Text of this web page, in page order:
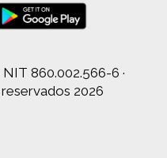
860.002.566-6 ·
2026